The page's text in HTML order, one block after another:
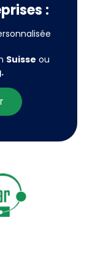
:
Suisse ou